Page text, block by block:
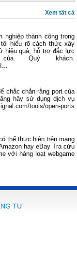
Xem tất cả
nghiệp thành công trong
hiểu rõ cách thức xây
hiệu quả, hỗ trợ đắc lực
Quý khách.
chắc chắn rằng port của
hãy sử dụng dịch vụ
tools/open-ports
thể thực hiện trên mạng
hay eBay Tra cứu
với hàng loạt webgame
TƯ